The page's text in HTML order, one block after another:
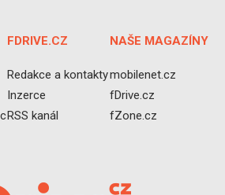
FDRIVE.CZ
Redakce a kontakty
Inzerce
RSS kanál
NAŠE MAGAZÍNY
mobilenet.cz
fDrive.cz
fZone.cz